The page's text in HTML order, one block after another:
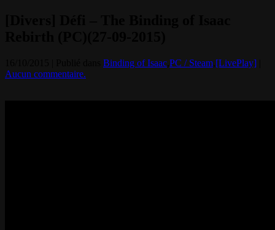
Binding of Isaac PC / Steam [LivePlay]
Aucun commentaire.